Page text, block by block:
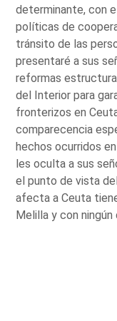
determinante, con
políticas de
tránsito de las
presentaré a sus
reformas
del Interior para
fronterizos en
comparecencia
hechos ocurridos
les oculta a sus
el punto de vista
afecta a Ceuta
Melilla y con